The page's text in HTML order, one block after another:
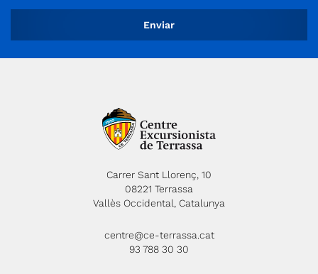
Carrer Sant Llorenç, 10
08221 Terrassa
Vallès Occidental, Catalunya
centre@ce-terrassa.cat
93 788 30 30